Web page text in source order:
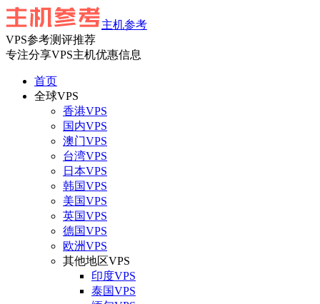
主机参考
VPS参考测评推荐
专注分享VPS主机优惠信息
首页
全球VPS
香港VPS
国内VPS
澳门VPS
台湾VPS
日本VPS
韩国VPS
美国VPS
英国VPS
德国VPS
欧洲VPS
其他地区VPS
印度VPS
泰国VPS